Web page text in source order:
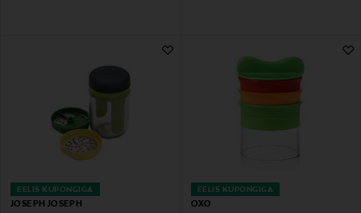
EELIS KUPONGIGA
JOSEPH JOSEPH
EELIS KUPONGIGA
OXO